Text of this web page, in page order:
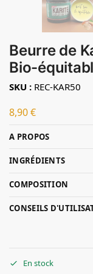
Beurre de
Bio-
SKU : REC-KAR50
8,90€
A PROPOS
INGRÉDIENTS
COMPOSITION
CONSEILS
En stock